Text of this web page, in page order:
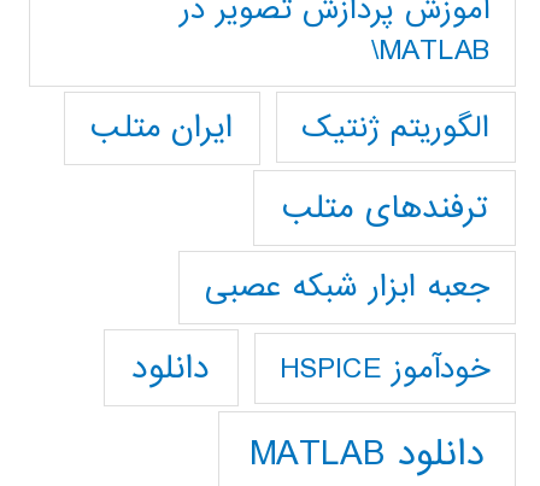
آموزش پردازش تصوير در
MATLAB\
الگوریتم ژنتیک
ایران متلب
ترفندهای متلب
جعبه ابزار شبکه عصبی
خودآموز HSPICE دانلود
دانلود MATLAB